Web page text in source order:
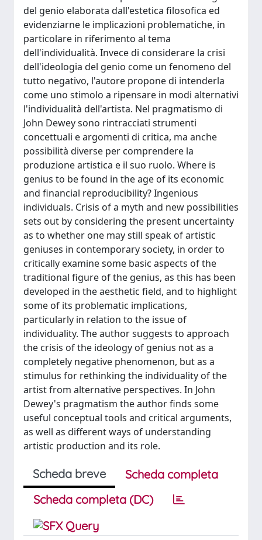
del genio elaborata dall'estetica filosofica ed
evidenziarne le implicazioni problematiche, in
particolare in riferimento al tema
dell'individualità. Invece di considerare la crisi
dell'ideologia del genio come un fenomeno del
tutto negativo, l'autore propone di intenderla
come uno stimolo a ripensare in modi alternativi
l'individualità dell'artista. Nel pragmatismo di
John Dewey sono rintracciati strumenti
concettuali e argomenti di critica, ma anche
possibilità diverse per comprendere la
produzione artistica e il suo ruolo. Where is
genius to be found in the age of its economic
and financial reproducibility? Ingenious
individuals. Crisis of a myth and new possibilities
sets out by considering the present uncertainty
as to whether one may still speak of artistic
geniuses in contemporary society, in order to
critically examine some basic aspects of the
traditional figure of the genius, as this has been
developed in the aesthetic field, and to highlight
some of its problematic implications,
particularly in relation to the issue of
individuality. The author suggests to approach
the crisis of the ideology of genius not as a
completely negative phenomenon, but as a
stimulus for rethinking the individuality of the
artist from alternative perspectives. In John
Dewey's pragmatism the author finds some
useful conceptual tools and critical arguments,
as well as different ways of understanding
artistic production and its role.
Scheda breve
Scheda completa
Scheda completa (DC)